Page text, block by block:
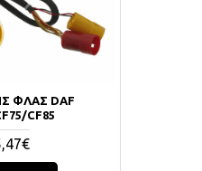
ΦΛΑΣ DAF
CF85